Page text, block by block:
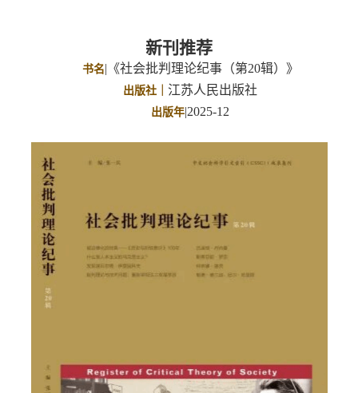
新刊推荐
书名|《社会批判理论纪事（第20辑）》
出版社 江苏人民出版社
出版年|2025-12